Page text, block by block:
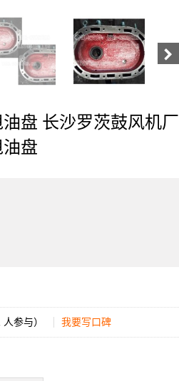
盘 长沙罗茨鼓风机厂
油盘
人参与） 我要写口碑